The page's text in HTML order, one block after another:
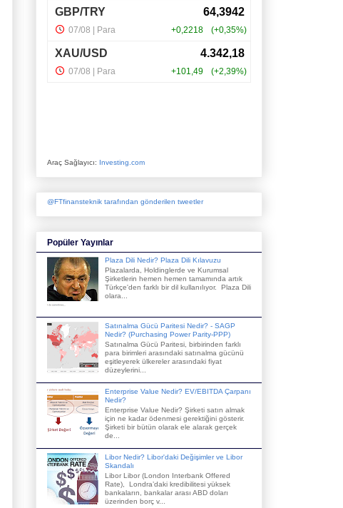
Araç Sağlayıcı: Investing.com
@FTfinansteknik tarafından gönderilen tweetler
Popüler Yayınlar
Plaza Dili Nedir? Plaza Dili Kılavuzu
Plazalarda, Holdinglerde ve Kurumsal
Şirketlerin hemen hemen tamamında artık
Türkçe'den farklı bir dil kullanılıyor. Plaza Dili
olara...
Satınalma Gücü Paritesi Nedir? - SAGP
Nedir? (Purchasing Power Parity-PPP)
Satınalma Gücü Paritesi, birbirinden farklı
para birimleri arasındaki satınalma gücünü
eşitleyerek ülkereler arasındaki fiyat
düzeylerini...
Enterprise Value Nedir? EV/EBITDA Çarpanı
Nedir?
Enterprise Value Nedir? Şirketi satın almak
için ne kadar ödenmesi gerektiğini gösterir.
Şirketi bir bütün olarak ele alarak gerçek
de...
Libor Nedir? Libor'daki Değişimler ve Libor
Skandalı
Libor Libor (London Interbank Offered
Rate), Londra’daki kredibilitesi yüksek
bankaların, bankalar arası ABD doları
üzerinden borç v...